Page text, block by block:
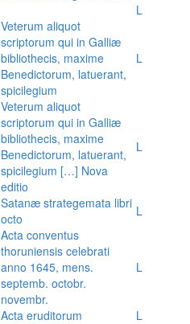
L
Veterum aliquot
scriptorum qui in Galliæ
bibliothecis, maxime
Benedictorum, latuerant,
spicilegium
L
Veterum aliquot
scriptorum qui in Galliæ
bibliothecis, maxime
Benedictorum, latuerant,
spicilegium […] Nova
editio
L
Satanæ strategemata libri
octo
L
Acta conventus
thoruniensis celebrati
anno 1645, mens.
septemb. octobr.
novembr.
L
Acta eruditorum
L